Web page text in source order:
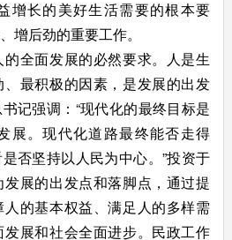
增长的美好生活需要的根本要
增后劲的重要工作。
全面发展的必然要求。人是生
最积极的因素，是发展的出发
记强调：“现代化的最终目标是
展。现代化道路最终能否走得
否坚持以人民为中心。”投资于
展的出发点和落脚点，通过提
的基本权益、满足人的多样需
展和社会全面进步。民政工作